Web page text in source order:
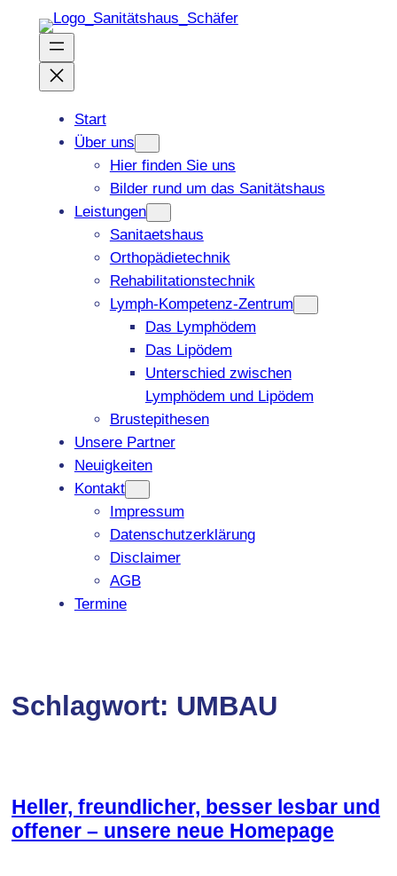
Inhalt
springen
Start
Über uns
Hier finden Sie uns
Bilder rund um das Sanitätshaus
Leistungen
Sanitaetshaus
Orthopädietechnik
Rehabilitationstechnik
Lymph-Kompetenz-Zentrum
Das Lymphödem
Das Lipödem
Unterschied zwischen
Lymphödem und Lipödem
Brustepithesen
Unsere Partner
Neuigkeiten
Kontakt
Impressum
Datenschutzerklärung
Disclaimer
AGB
Termine
Schlagwort: UMBAU
Heller, freundlicher, besser lesbar und
offener – unsere neue Homepage